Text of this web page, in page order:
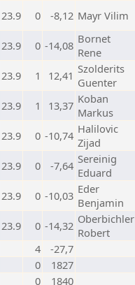
23.9 0 -8,12 Mayr Vilim
23.9 0 -14,08 Bornet
Rene
23.9 1 12,41 Szolderits
Guenter
23.9 1 13,37 Koban
Markus
23.9 0 -10,74 Halilovic
Zijad
23.9 0 -7,64 Sereinig
Eduard
23.9 0 -10,03 Eder
Benjamin
23.9 0 -14,32 Oberbichler
Robert
4
-27,7
0
1827
0 1840